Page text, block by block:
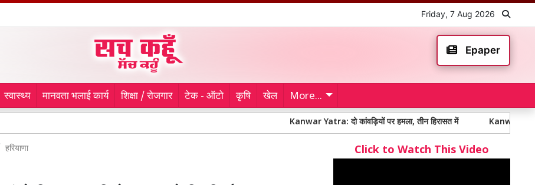
Friday, 7 Aug 2026
Epaper
स्वास्थ्य मानवता भलाई कार्य शिक्षा / रोजगार टेक - ऑटो कृषि खेल More...
Kanwar Yatra: दो कांवड़ियों पर हमला, तीन हिरासत में Kanwar Yatra: कांवड़
हरियाणा Click to Watch This Video